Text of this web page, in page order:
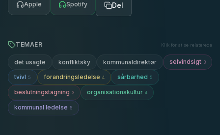
Apple Spotify Del
TEMAER Klik for at se relaterede
det usagte konfliktsky kommunaldirektør selvindsigt 3
tvivl 5 forandringsledelse 4 sårbarhed 5
beslutningstagning 3 organisationskultur 4
kommunal ledelse 5